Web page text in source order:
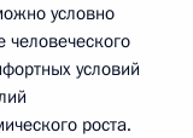
условно
человеческого
условий
роста.